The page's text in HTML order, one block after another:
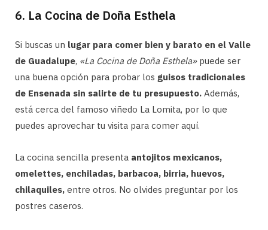
6. La Cocina de Doña Esthela
Si buscas un lugar para comer bien y barato en el Valle
de Guadalupe, «La Cocina de Doña Esthela»puede ser
una buena opción para probar los guisos tradicionales
de Ensenada sin salirte de tu presupuesto. Además,
está cerca del famoso viñedo La Lomita, por lo que
puedes aprovechar tu visita para comer aquí.
La cocina sencilla presenta antojitos mexicanos,
omelettes, enchiladas, barbacoa, birria, huevos,
chilaquiles, entre otros. No olvides preguntar por los
postres caseros.